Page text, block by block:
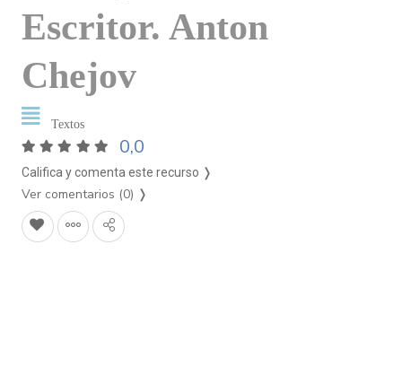
Escritor. Anton
Chejov
Textos
0,0
Califica y comenta este recurso ❭
Ver comentarios (0) ❭